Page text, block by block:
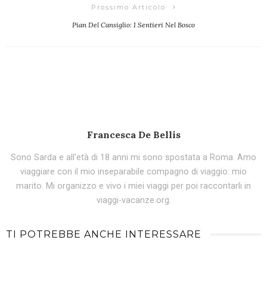
Prossimo Articolo
Pian Del Cansiglio: I Sentieri Nel Bosco
Francesca De Bellis
Sono Sarda e all'età di 18 anni mi sono spostata a Roma. Amo
viaggiare con il mio inseparabile compagno di viaggio: mio
marito. Mi organizzo e vivo i miei viaggi per poi raccontarli in
viaggi-vacanze.org.
TI POTREBBE ANCHE INTERESSARE